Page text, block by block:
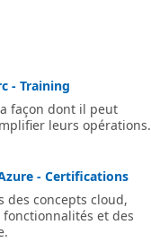
- Training
façon dont il peut
leurs opérations.
- Certifications
des concepts cloud,
fonctionnalités et des